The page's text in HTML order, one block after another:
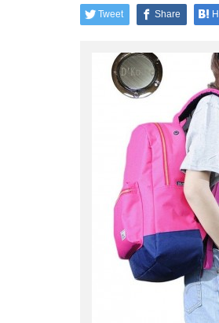
Tweet Share